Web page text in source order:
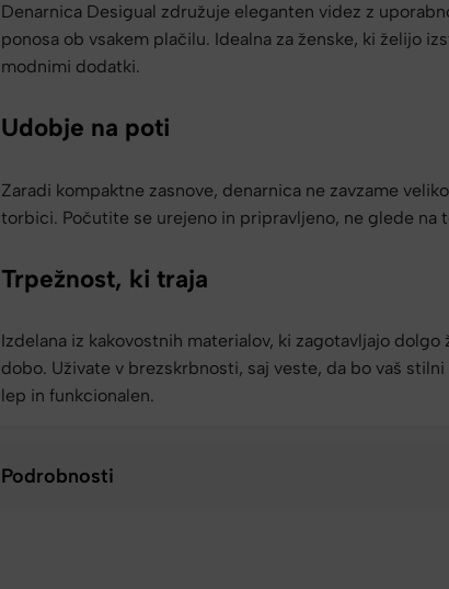
Denarnica Desigual združuje eleganten videz z
ponosa ob vsakem plačilu. Idealna za ženske, ki želijo
modnimi dodatki.
Udobje na poti
Zaradi kompaktne zasnove, denarnica ne zavzame
torbici. Počutite se urejeno in pripravljeno, ne glede na
Trpežnost, ki traja
Izdelana iz kakovostnih materialov, ki zagotavljajo dolgo
dobo. Uživate v brezskrbnosti, saj veste, da bo vaš
lep in funkcionalen.
Podrobnosti